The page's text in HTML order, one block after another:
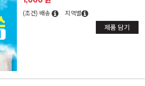
(조건) 배송 지역별
제품 담기